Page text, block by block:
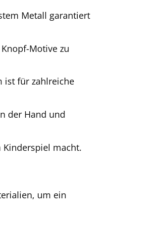
Metall garantiert
Motive zu
ist für zahlreiche
der Hand und
macht.
um ein